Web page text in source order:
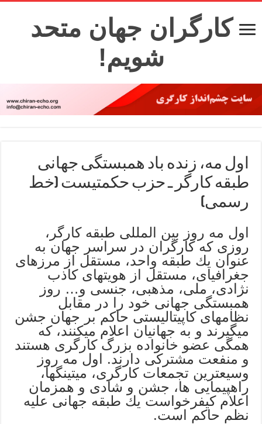
کارگران جهان متحد
شویم!
اول مه، زنده باد همبستگی جهانی
طبقه کارگر ـ حزب حکمتیست (خط
رسمی)
اول مه روز بین المللی طبقه كارگر،
روزی كه كارگران در سراسر جهان به
عنوان یك طبقه واحد، مستقل از مرزهای
جغرافیای، مستقل از هویتهای كاذب
نژادی، ملی، مذهبی، جنسی و… روز
همبستگی جهانی خود را در مقابل
نظامهای كاپیتالیستی حاكم بر جهان جشن
میگیرند و به جهانیان اعلام میكنند، كه
همگی عضو خانواده بزرگ كارگری هستند
و منفعت مشتركی دارند. اول مه روز
وسیعترین تجمعات كارگری، میتینگها،
راهپیمایی ها، جشن و شادی و همزمان
اعلام كیفرخواست یك طبقه جهانی علیه
نظم حاكم است.